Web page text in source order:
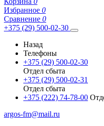
Избранное 0
Сравнение 0
+375 (29) 500-02-30
Назад
Телефоны
+375 (29) 500-02-30
Отдел сбыта
+375 (29) 500-02-31
Отдел сбыта
+375 (222) 74-78-00
argos-fm@mail.ru